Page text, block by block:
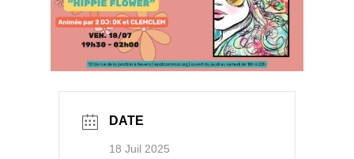
DATE
18 Juil 2025